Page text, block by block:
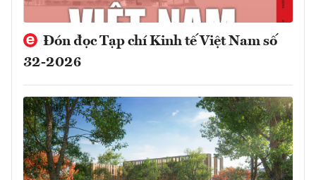
Đón đọc Tạp chí Kinh tế Việt Nam số
32-2026